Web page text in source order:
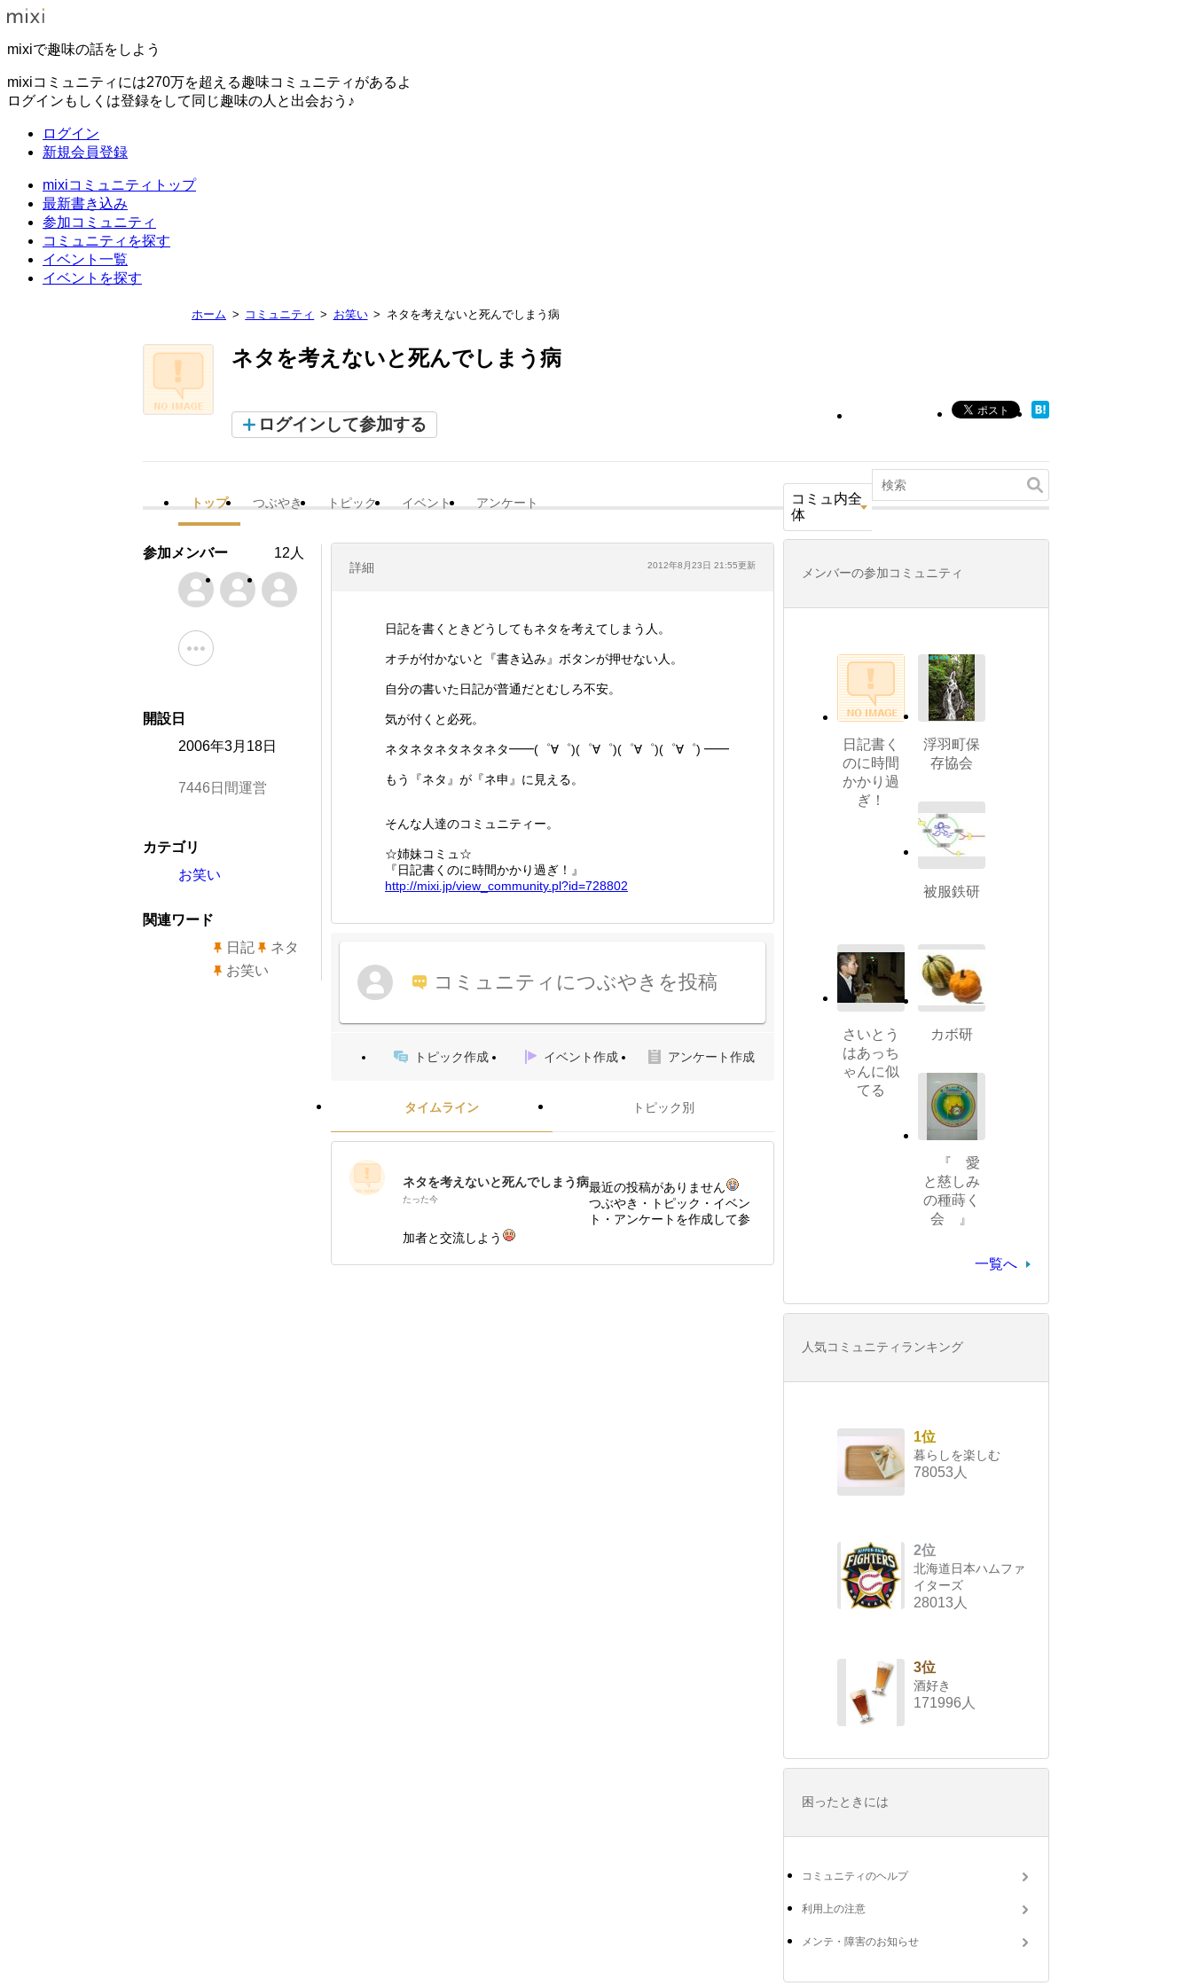
mixiで趣味の話をしよう
mixiコミュニティには270万を超える趣味コミュニティがあるよ
ログインもしくは登録をして同じ趣味の人と出会おう♪
ログイン
新規会員登録
mixiコミュニティトップ
最新書き込み
参加コミュニティ
コミュニティを探す
イベント一覧
イベントを探す
ホーム コミュニティ お笑い ネタを考えないと死んでしまう病
ネタを考えないと死んでしまう病
ログインして参加する
トップ つぶやき トピック イベント アンケート
コミュ内全
体
詳細 2012年8月23日 21:55更新
日記を書くときどうしてもネタを考えてしまう人。
オチが付かないと『書き込み』ボタンが押せない人。
自分の書いた日記が普通だとむしろ不安。
気が付くと必死。
ネタネタネタネタネタ━━(゜∀゜)(゜∀゜)(゜∀゜)(゜∀゜) ━━
もう『ネタ』が『ネ申』に見える。
そんな人達のコミュニティー。
☆姉妹コミュ☆
『日記書くのに時間かかり過ぎ！』
http://mixi.jp/view_community.pl?id=728802
コミュニティにつぶやきを投稿
トピック作成 イベント作成 アンケート作成
タイムライン トピック別
ネタを考えないと死んでしまう病
たった今
最近の投稿がありません
つぶやき・トピック・イベン
ト・アンケートを作成して参
加者と交流しよう
参加メンバー 12人
開設日
2006年3月18日
7446日間運営
カテゴリ
お笑い
関連ワード
日記
ネタ
お笑い
メンバーの参加コミュニティ
日記書く
のに時間
かかり過
ぎ！
浮羽町保
存協会
被服鉄研
さいとう
はあっち
ゃんに似
てる
カボ研
『 愛
と慈しみ
の種蒔く
会 』
一覧へ
人気コミュニティランキング
1位
暮らしを楽しむ
78053人
2位
北海道日本ハムファ
イターズ
28013人
3位
酒好き
171996人
困ったときには
コミュニティのヘルプ
利用上の注意
メンテ・障害のお知らせ